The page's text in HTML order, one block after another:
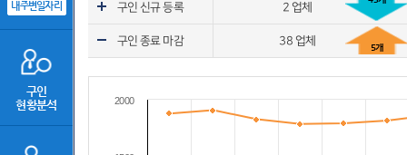
내주변일자리
구인
현황분석
59,002
일자리맵서비스에서
구인 신규 등록 2 업체
구인 종료 마감 38 업체
2000